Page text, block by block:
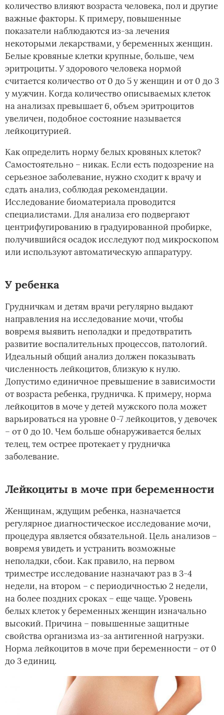
количество влияют возраста человека, пол и другие
важные факторы. К примеру, повышенные
показатели наблюдаются из-за лечения
некоторыми лекарствами, у беременных женщин.
Белые кровяные клетки крупные, больше, чем
эритроциты. У здорового человека нормой
считается количество от 0 до 5 у женщин и от 0 до 3
у мужчин. Когда количество описываемых клеток
на анализах превышает 6, объем эритроцитов
увеличен, подобное состояние называется
лейкоцитурией.
Как определить норму белых кровяных клеток?
Самостоятельно – никак. Если есть подозрение на
серьезное заболевание, нужно сходит к врачу и
сдать анализ, соблюдая рекомендации.
Исследование биоматериала проводится
специалистами. Для анализа его подвергают
центрифугированию в градуированной пробирке,
получившийся осадок исследуют под микроскопом
или используют автоматическую аппаратуру.
У ребенка
Грудничкам и детям врачи регулярно выдают
направления на исследование мочи, чтобы
вовремя выявить неполадки и предотвратить
развитие воспалительных процессов, патологий.
Идеальный общий анализ должен показывать
численность лейкоцитов, близкую к нулю.
Допустимо единичное превышение в зависимости
от возраста ребенка, грудничка. К примеру, норма
лейкоцитов в моче у детей мужского пола может
варьироваться на уровне 0-7 лейкоцитов, у девочек
– от 0 до 10. Чем больше обнаруживается белых
телец, тем острее протекает у грудничка
заболевание.
Лейкоциты в моче при беременности
Женщинам, ждущим ребенка, назначается
регулярное диагностическое исследование мочи,
процедура является обязательной. Цель анализов –
вовремя увидеть и устранить возможные
неполадки, сбои. Как правило, на первом
триместре исследование назначают раз в 3-4
недели, на втором – с периодичностью 2 недели,
на более поздних сроках – еще чаще. Уровень
белых клеток у беременных женщин изначально
высокий. Причина – повышенные защитные
свойства организма из-за антигенной нагрузки.
Норма лейкоцитов в моче при беременности – от 0
до 3 единиц.